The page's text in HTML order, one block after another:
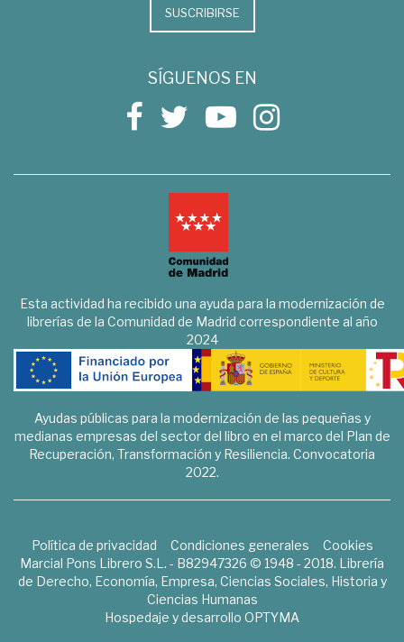
SUSCRIBIRSE
SÍGUENOS EN
Esta actividad ha recibido una ayuda para la modernización de
librerías de la Comunidad de Madrid correspondiente al año
2024
Ayudas públicas para la modernización de las pequeñas y
medianas empresas del sector del libro en el marco del Plan de
Recuperación, Transformación y Resiliencia. Convocatoria
2022.
Política de privacidad Condiciones generales
Cookies
Marcial Pons Librero S.L. - B82947326 © 1948 - 2018. Librería
de Derecho, Economía, Empresa, Ciencias Sociales, Historia y
Ciencias Humanas
Hospedaje y desarrollo OPTYMA